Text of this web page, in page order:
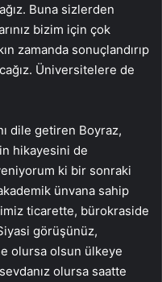
Buna sizlerden
bizim için çok
zamanda sonuçlandırıp
Üniversitelere de
dile getiren Boyraz,
hikayesini de
ki bir sonraki
ünvana sahip
ticarette, bürokraside
görüşünüz,
olursa olsun ülkeye
olursa saatte